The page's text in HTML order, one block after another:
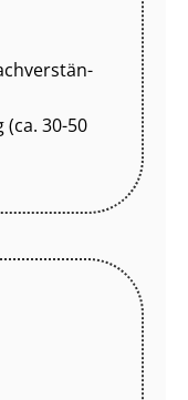
30-50